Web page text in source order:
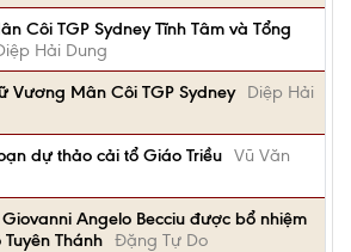
Côi TGP Sydney Tĩnh Tâm và Tổng
Hải Dung
Vương Mân Côi TGP Sydney
Diệp Hải
dự thảo cải tổ Giáo Triều Vũ Văn
Angelo Becciu được bổ nhiệm
Thánh Đặng Tự Do